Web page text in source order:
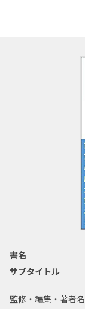
書名
サブタイトル
監修・編集・著者名